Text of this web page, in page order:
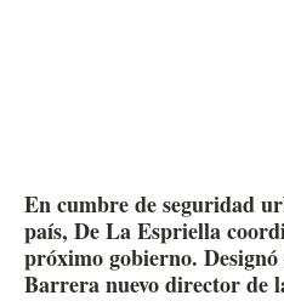
En cumbre de seguridad
país, De La Espriella
próximo gobierno.
Barrera nuevo director de